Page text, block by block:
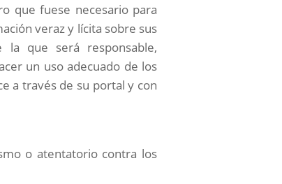
que fuese necesario para
veraz y lícita sobre sus
la que será responsable,
un uso adecuado de los
a través de su portal y con
o atentatorio contra los